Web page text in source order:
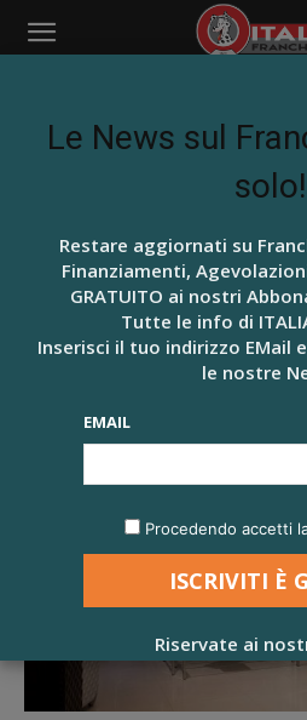
FRANCHISOR OGGI
E PERCHÈ
NEGOZIO
Redazione ITALIAFranchising - 10
Le News sul
solo!
Restare aggiornati su
Finanziamenti,
GRATUITO ai nostri
Tutte le info di
Inserisci il tuo indirizzo EMail
le nostre
EMAIL
Procedendo accetti
Riservate ai